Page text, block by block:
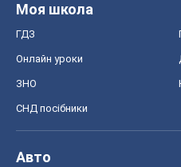
Моя школа
ГДЗ
Онлайн уроки
ЗНО
СНД посібники
Авто